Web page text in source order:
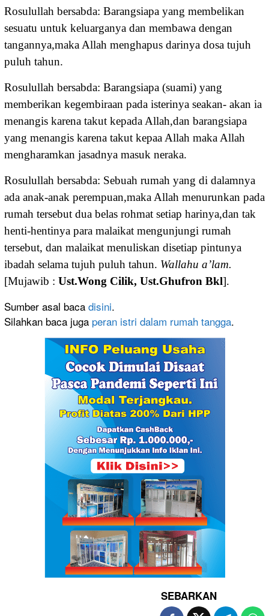
Rosulullah bersabda: Barangsiapa yang membelikan
sesuatu untuk keluarganya dan membawa dengan
tangannya,maka Allah menghapus darinya dosa tujuh
puluh tahun.
Rosulullah bersabda: Barangsiapa (suami) yang
memberikan kegembiraan pada isterinya seakan- akan ia
menangis karena takut kepada Allah,dan barangsiapa
yang menangis karena takut kepaa Allah maka Allah
mengharamkan jasadnya masuk neraka.
Rosulullah bersabda: Sebuah rumah yang di dalamnya
ada anak-anak perempuan,maka Allah menurunkan pada
rumah tersebut dua belas rohmat setiap harinya,dan tak
henti-hentinya para malaikat mengunjungi rumah
tersebut, dan malaikat menuliskan disetiap pintunya
ibadah selama tujuh puluh tahun. Wallahu a’lam.
[Mujawib : Ust.Wong Cilik, Ust.Ghufron Bkl].
Sumber asal baca disini.
Silahkan baca juga peran istri dalam rumah tangga.
SEBARKAN